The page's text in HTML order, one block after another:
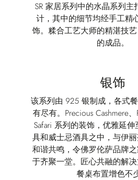
SR 家居系列中的水晶系列
计，其中的细节均经手工精
饰。糅合工艺大师的精湛技
的成品。
银饰
该系列由 925 银制成，各式
有尽有。Precious Cashmere
Safari 系列的装饰，优雅延
具和威士忌酒具之中，与伊
和谐共鸣，令佛罗伦萨品牌
于齐聚一堂。匠心共融的解
餐桌布置增色不